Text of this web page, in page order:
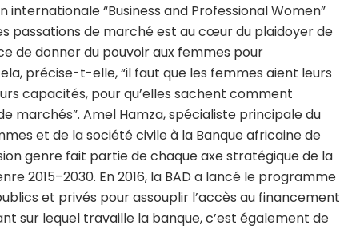
“Business and Professional Women”
passations de marché est au cœur du plaidoyer de
de donner du pouvoir aux femmes pour
précise-t-elle, “il faut que les femmes aient leurs
capacités, pour qu’elles sachent comment
marchés”. Amel Hamza, spécialiste principale du
et de la société civile à la Banque africaine de
genre fait partie de chaque axe stratégique de la
2015–2030. En 2016, la BAD a lancé le programme
et privés pour assouplir l’accès au financement
sur lequel travaille la banque, c’est également de